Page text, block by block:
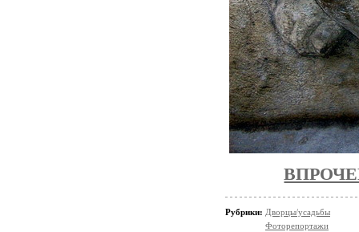
Рубрики: Дворцы/усадьбы
Фоторепортажи